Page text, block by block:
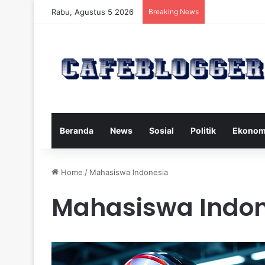
Rabu, Agustus 5 2026 Breaking News
Beranda News Sosial Politik
Home / Mahasiswa Indonesia
Mahasiswa